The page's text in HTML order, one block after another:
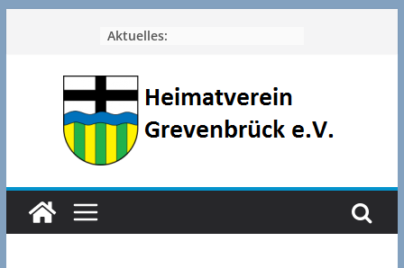
springen
Aktuelles: